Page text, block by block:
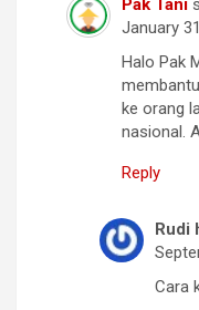
Pak Tani
January
Halo Pak
ke orang
nasional.
Reply
Rudi
Cara